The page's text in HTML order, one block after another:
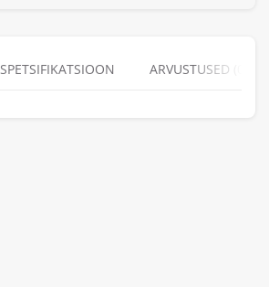
SPETSIFIKATSIOON ARVUSTUSED (0)